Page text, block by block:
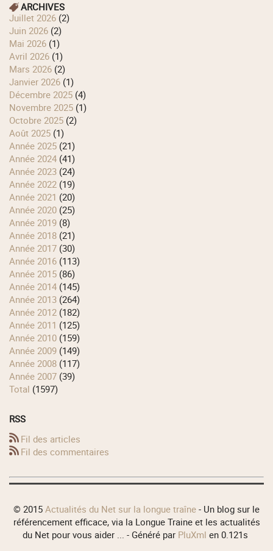
ARCHIVES
juillet 2026 (2)
juin 2026 (2)
mai 2026 (1)
avril 2026 (1)
mars 2026 (2)
janvier 2026 (1)
décembre 2025 (4)
novembre 2025 (1)
octobre 2025 (2)
août 2025 (1)
année 2025 (21)
année 2024 (41)
année 2023 (24)
année 2022 (19)
année 2021 (20)
année 2020 (25)
année 2019 (8)
année 2018 (21)
année 2017 (30)
année 2016 (113)
année 2015 (86)
année 2014 (145)
année 2013 (264)
année 2012 (182)
année 2011 (125)
année 2010 (159)
année 2009 (149)
année 2008 (117)
année 2007 (39)
total (1597)
RSS
Fil des articles
Fil des commentaires
© 2015 Actualités du Net sur la longue traîne - Un blog sur le
référencement efficace, via la Longue Traine et les actualités
du Net pour vous aider ... - Généré par PluXml en 0.121s